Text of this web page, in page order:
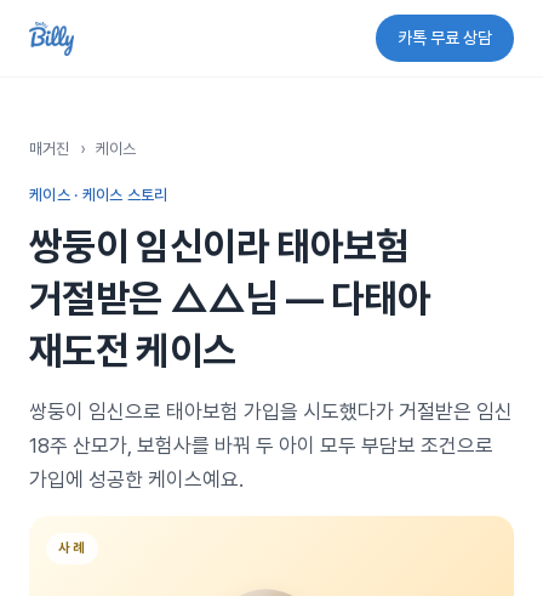
카톡 무료 상담
매거진 › 케이스
케이스 · 케이스 스토리
쌍둥이 임신이라 태아보험
거절받은 △△님 — 다태아
재도전 케이스
쌍둥이 임신으로 태아보험 가입을 시도했다가 거절받은 임신
18주 산모가, 보험사를 바꿔 두 아이 모두 부담보 조건으로
가입에 성공한 케이스예요.
사례